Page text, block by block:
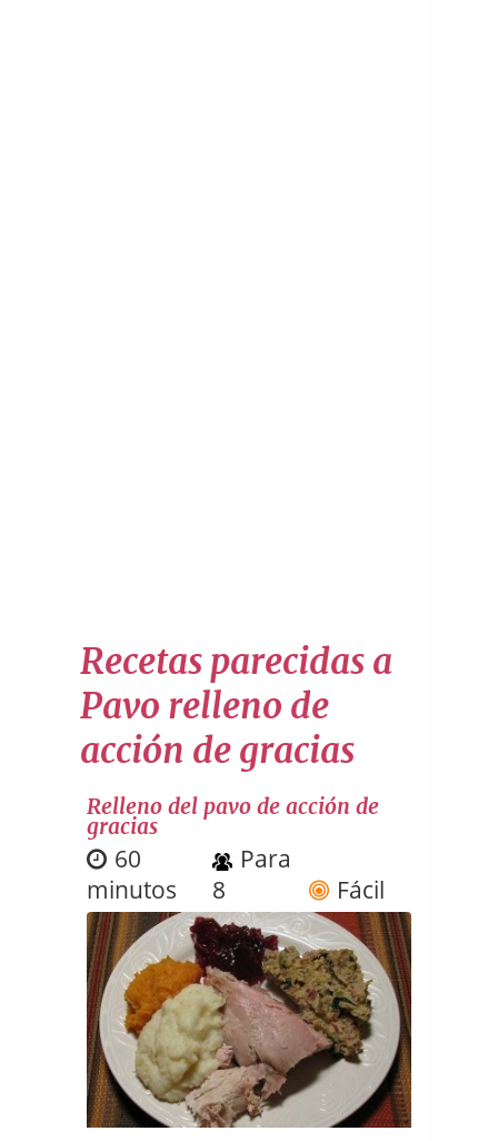
Recetas parecidas a
Pavo relleno de
acción de gracias
Relleno del pavo de acción de
gracias
60
minutos
Para
8
Fácil